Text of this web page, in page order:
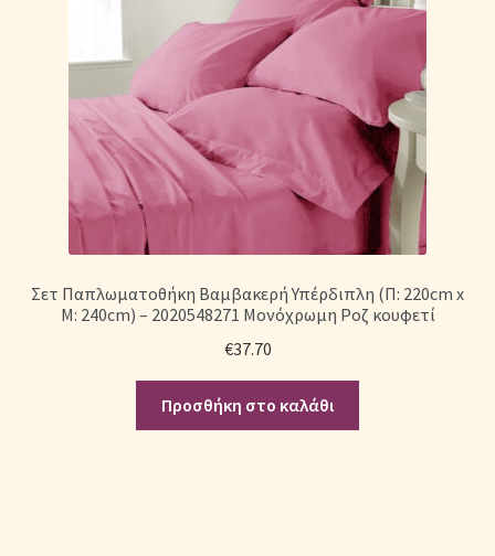
Σετ Παπλωματοθήκη Βαμβακερή Υπέρδιπλη (Π: 220cm x
Μ: 240cm) – 2020548271 Μονόχρωμη Ροζ κουφετί
€37.70
Προσθήκη στο καλάθι